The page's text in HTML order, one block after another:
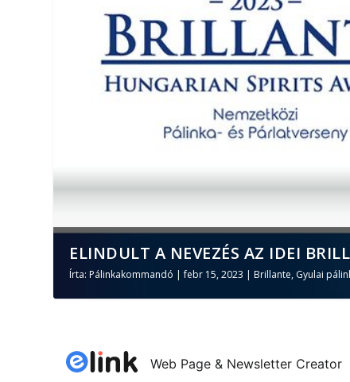
ELINDULT A NEVEZÉS AZ IDEI
Írta: Pálinkakommandó |febr 15, 2023 | Brillante, Gyulai